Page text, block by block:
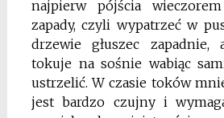
najpierw pójścia
zapady, czyli wypatrzeć w
drzewie głuszec
tokuje na sośnie wabiąc
ustrzelić. W czasie toków
jest bardzo czujny i